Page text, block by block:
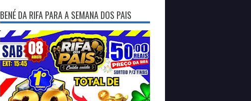
BENÉ DA RIFA PARA A SEMANA DOS PAIS